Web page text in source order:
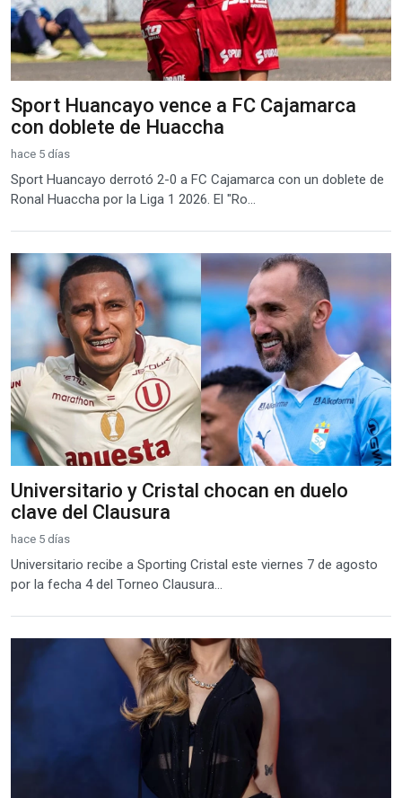
Sport Huancayo vence a FC Cajamarca
con doblete de Huaccha
hace 5 días
Sport Huancayo derrotó 2-0 a FC Cajamarca con un doblete de
Ronal Huaccha por la Liga 1 2026. El "Ro...
Universitario y Cristal chocan en duelo
clave del Clausura
hace 5 días
Universitario recibe a Sporting Cristal este viernes 7 de agosto
por la fecha 4 del Torneo Clausura...